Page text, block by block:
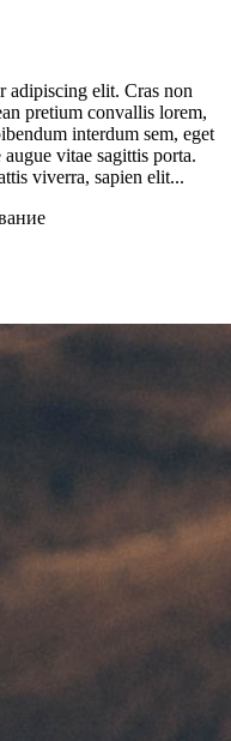
adipiscing elit. Cras non
pretium convallis lorem,
interdum sem, eget
vitae sagittis porta.
viverra, sapien elit...